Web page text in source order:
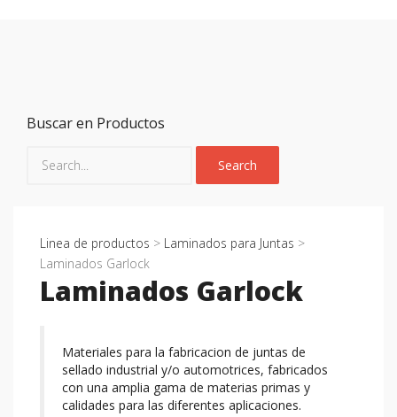
Buscar en Productos
Linea de productos > Laminados para Juntas >
Laminados Garlock
Laminados Garlock
Materiales para la fabricacion de juntas de
sellado industrial y/o automotrices, fabricados
con una amplia gama de materias primas y
calidades para las diferentes aplicaciones.